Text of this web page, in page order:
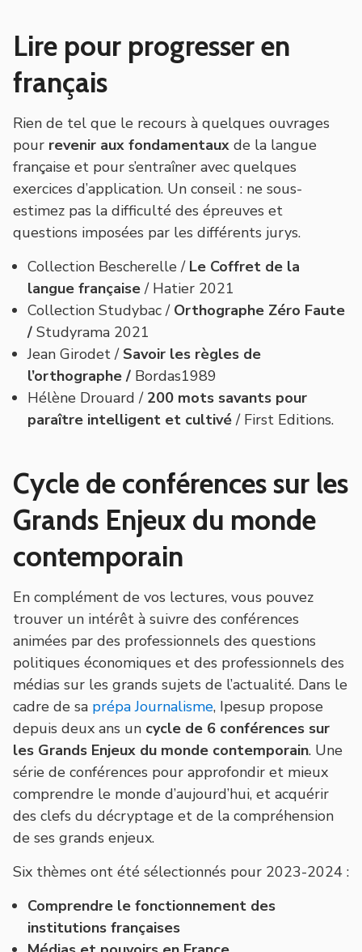
Lire pour progresser en
français
Rien de tel que le recours à quelques ouvrages
pour revenir aux fondamentaux de la langue
française et pour s’entraîner avec quelques
exercices d’application. Un conseil : ne sous-
estimez pas la difficulté des épreuves et
questions imposées par les différents jurys.
Collection Bescherelle / Le Coffret de la
langue française / Hatier 2021
Collection Studybac / Orthographe Zéro Faute
/ Studyrama 2021
Jean Girodet / Savoir les règles de
l’orthographe / Bordas1989
Hélène Drouard / 200 mots savants pour
paraître intelligent et cultivé / First Editions.
Cycle de conférences sur les
Grands Enjeux du monde
contemporain
En complément de vos lectures, vous pouvez
trouver un intérêt à suivre des conférences
animées par des professionnels des questions
politiques économiques et des professionnels des
médias sur les grands sujets de l’actualité. Dans le
cadre de sa prépa Journalisme, Ipesup propose
depuis deux ans un cycle de 6 conférences sur
les Grands Enjeux du monde contemporain. Une
série de conférences pour approfondir et mieux
comprendre le monde d’aujourd’hui, et acquérir
des clefs du décryptage et de la compréhension
de ses grands enjeux.
Six thèmes ont été sélectionnés pour 2023-2024 :
Comprendre le fonctionnement des
institutions françaises